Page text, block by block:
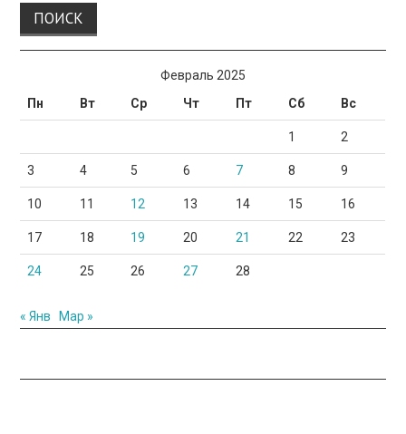
Февраль 2025
Пн
Вт Ср Чт Пт Сб Вс
1 2
3 4 5 6 7 8 9
10 11 12 13 14 15 16
17 18 19 20 21 22 23
24 25 26 27 28
« Янв Мар »